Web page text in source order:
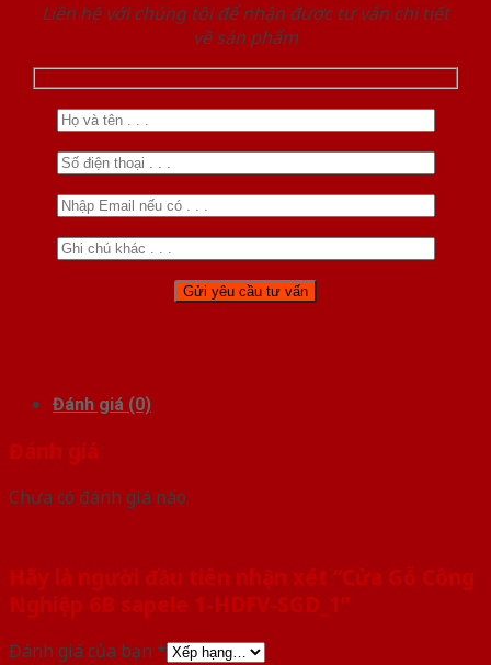
Liên hệ với chúng tôi để nhận được tư vấn chi tiết
về sản phẩm
Đánh giá (0)
Đánh giá
Chưa có đánh giá nào.
Hãy là người đầu tiên nhận xét “Cửa Gỗ Công
Nghiệp 6B sapele 1-HDFV-SGD_1”
Đánh giá của bạn *